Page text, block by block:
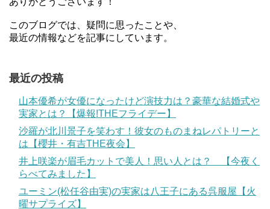
このブログでは、疑問に思ったことや、
最近の情報などを記事にしています。
最近の投稿
山本優希が女優になったけど演技力は？豪華な結婚式や
実家とは？【爆報!THEフライデー】
沙羅が北川景子を笑わす！彼女のものまねレパトリーと
は【櫻井・有吉THE夜会】
井上咲楽が眉毛カットで美人！思い人とは？ 【今夜く
らべてみました】
ユーミン(松任谷由実)の実家は八王子にある呉服屋【火
曜サプライズ】